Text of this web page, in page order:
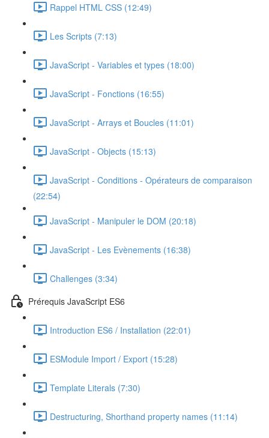
Rappel HTML CSS (12:49)
Les Scripts (7:13)
JavaScript - Variables et types (18:00)
JavaScript - Fonctions (16:55)
JavaScript - Arrays et Boucles (11:01)
JavaScript - Objects (15:13)
JavaScript - Conditions - Opérateurs de comparaison
(22:54)
JavaScript - Manipuler le DOM (20:18)
JavaScript - Les Evènements (16:38)
Challenges (3:34)
Prérequis JavaScript ES6
Introduction ES6 / Installation (22:01)
ESModule Import / Export (15:28)
Template Literals (7:30)
Destructuring, Shorthand property names (11:14)